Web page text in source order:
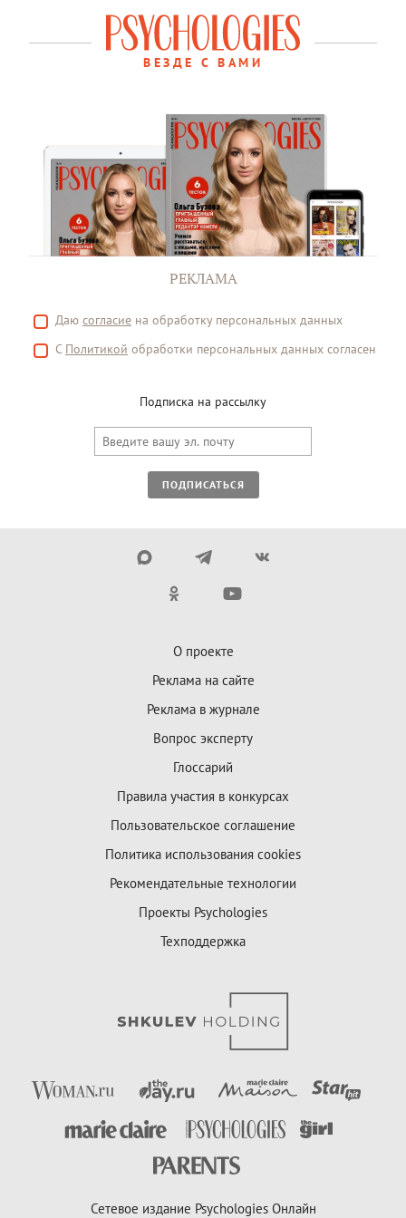
ВЕЗДЕ С ВАМИ
РЕКЛАМА
Даю согласие на обработку персональных данных
С Политикой обработки персональных данных согласен
Подписка на рассылку
ПОДПИСАТЬСЯ
О проекте
Реклама на сайте
Реклама в журнале
Вопрос эксперту
Глоссарий
Правила участия в конкурсах
Пользовательское соглашение
Политика использования cookies
Рекомендательные технологии
Проекты Psychologies
Техподдержка
Сетевое издание Psychologies Онлайн